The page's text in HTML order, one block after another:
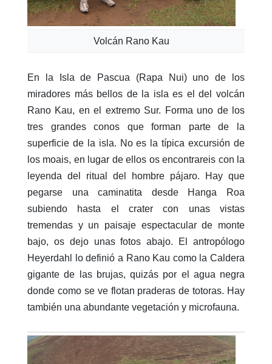
Volcán Rano Kau
En la Isla de Pascua (Rapa Nui) uno de los
miradores más bellos de la isla es el del volcán
Rano Kau, en el extremo Sur. Forma uno de los
tres grandes conos que forman parte de la
superficie de la isla. No es la típica excursión de
los moais, en lugar de ellos os encontrareis con la
leyenda del ritual del hombre pájaro. Hay que
pegarse una caminatita desde Hanga Roa
subiendo hasta el crater con unas vistas
tremendas y un paisaje espectacular de monte
bajo, os dejo unas fotos abajo. El antropólogo
Heyerdahl lo definió a Rano Kau como la Caldera
gigante de las brujas, quizás por el agua negra
donde como se ve flotan praderas de totoras. Hay
también una abundante vegetación y microfauna.